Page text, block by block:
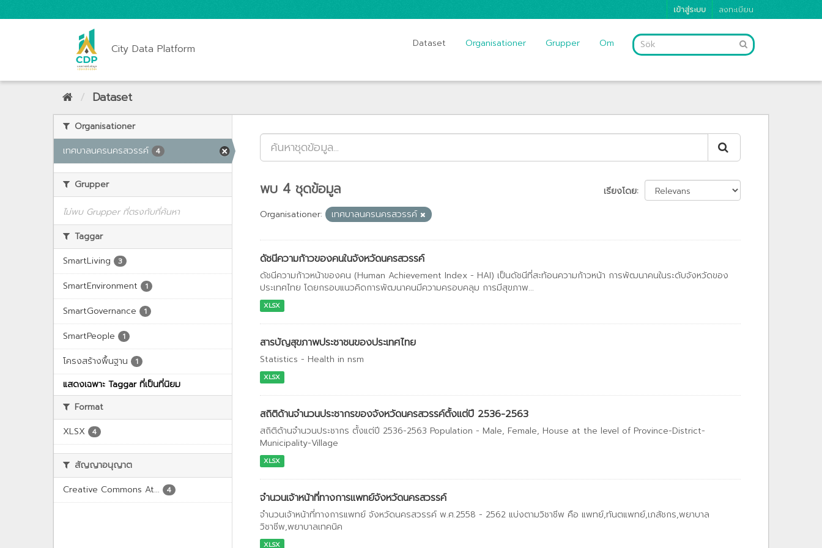
เข้าสู่ระบบ ลงทะเบียน
City Data Platform Dataset Organisationer Grupper Om
Dataset
Organisationer
เทศบาลนครนครสวรรค์
4
Grupper
ไม่พบ Grupper ที่ตรงกับที่ค้นหา
Taggar
SmartLiving
3
SmartEnvironment 1
SmartGovernance 1
SmartPeople 1
โครงสร้างพื้นฐาน 1
แสดงเฉพาะ Taggar ที่เป็นที่นิยม
Format
XLSX
4
สัญญาอนุญาต
Creative Commons At...
4
เรียงโดย
พบ 4 ชุดข้อมูล
Organisationer: เทศบาลนครนครสวรรค์
ดัชนีความก้าวของคนในจังหวัดนครสวรรค์
ดัชนีความก้าวหน้าของคน (Human Achievement Index - HAI) เป็นดัชนีที่สะท้อนความก้าวหน้า การพัฒนาคนในระดับจังหวัดของ
ประเทศไทย โดยกรอบแนวคิดการพัฒนาคนมีความครอบคลุม การมีสุขภาพ...
XLSX
สารบัญสุขภาพประชาชนของประเทศไทย
Statistics - Health in nsm
XLSX
สถิติด้านจำนวนประชากรของจังหวัดนครสวรรค์ตั้งแต่ปี 2536-2563
สถิติด้านจำนวนประชากร ตั้งแต่ปี 2536-2563 Population - Male, Female, House at the level of Province-District-
Municipality-Village
XLSX
จำนวนเจ้าหน้าที่ทางการแพทย์จังหวัดนครสวรรค์
จำนวนเจ้าหน้าที่ทางการแพทย์ จังหวัดนครสวรรค์ พ.ศ.2558 - 2562 แบ่งตามวิชาชีพ คือ แพทย์,ทันตแพทย์,เภสัชกร,พยาบาล
วิชาชีพ,พยาบาลเทคนิค
XLSX